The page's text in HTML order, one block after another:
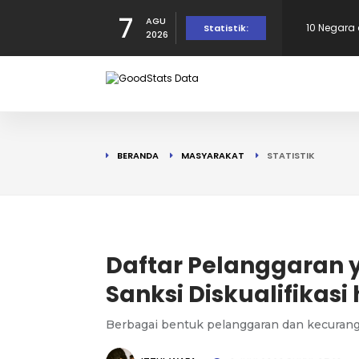
7
AGU
2026
Statistik:
Provinsi
BERANDA MASYARAKAT STATISTIK
Daftar Pelanggaran
Sanksi
Berbagai bentuk pelanggaran dan